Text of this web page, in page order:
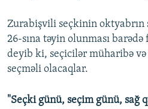
Zurabişvili seçkinin oktyabrın
26-sına təyin olunması
deyib ki, seçicilər müharibə və
seçməli olacaqlar.
"Seçki günü, seçim günü, sağ